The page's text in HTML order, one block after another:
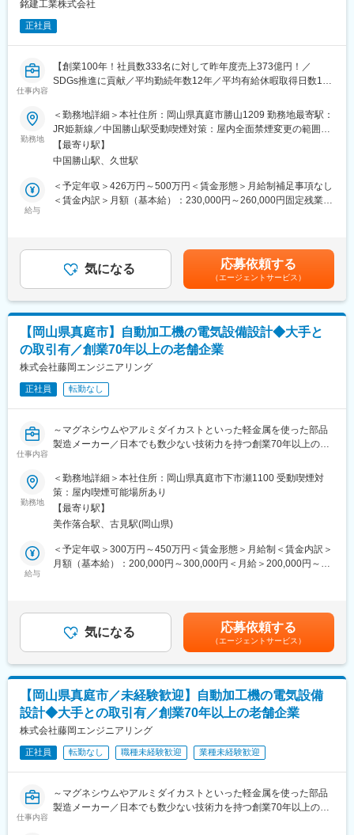
しています。
◇取り組みが注目され、年間2000人以上の方が当社に視察にいら
変更の範囲：会社の定める業務
■組織構成：
同ポジションには９名が在籍をしております。３０代~４０代の方
が多く在籍をしています。
中途入社の方も採用全体の半分ほどとなっており安心してご入社
頂けます。
（1）集成材・CLT ・木質ペレットのシェア日本一…国産集成材の
20％弱のシェアを持っており、日本の戸建て住宅の12軒に1軒は
同社製品が使われている、そんな製造量です。品質・価格・供給
力を兼ね備えた高い総合力で、お客様は全国に広がっています！
事業を中核に、自社生産の強みを活かした木質構造建築事業と、
端材を利用した木質バイオマス事業の3つの事業構造で安定した収
経営理念とし、木材を利用しつくす仕組みづくりに挑戦し続けて
きました。
業界に先駆けバイオマス発電・木質ペレット製造を事業化し、国
産材普及の切り札として注目される新建材CLTでも業界を牽引し
ています。
取り組みが注目され、年間2000人以上の方が同社に視察にいらっ
しゃいます。
【施工実績】https://www.meikenkogyo.com/works/ ぜひ同社HP
をご覧下さい！
銘建工業株式会社
正社員
仕事内容
【創業100年！社員数333名に対して昨年度売上373億円！／
SDGs推進に貢献／平均勤続年数12年／平均有給休暇取得日数13
■業務内容：
プロジェクトの骨子を決める木造建築のコンサル型営業担当（設
計営業）として業務を行います。
具体的には、顧客先（主にゼネコン、官公庁）に対し、基本プラ
ン策定から建築法規・予算に対する助言、技術支援、契約及び材
料・協力会社編成等の手配を実施します。
営業1名あたりで年間約30件のプロジェクトを担当します。
・真庭市立中央図書館 など
■将来のキャリアパス：
中長期的なマネジメント（営業メンバーの管理監督）にもチャレ
ンジすることが期待されるポジションです。
事業部でのモデル年収については、一例で入社5年後主任620万、
課長710万です。
■組織構成：
現在、営業部全体は計12名で構成されています。
ています。
■同社の特徴：
同社は1923年に創業された銘建グループ（他5社）の一員です。
構造建築事業」「バイオマス事業」を主要事業としています。住
宅向け構造用集積材製造販売事業では世界最大の集積材工場を持
ではマーケットを主導しています。バイオマス事業では、木質バ
イオマス分野のトップランナー（木質ペレット）となっていま
す。
■同社の魅力：
同社には新しい木造建築分野に必要なものすべてがそろってお
り、最短で木質構造事業のプロを目指せる土台があります（木造
コンサル、構造設計、木質構造施工、木質材料製造、木質材料加
工、CLT対応）。
勤務地
＜勤務地詳細＞本社住所：岡山県真庭市勝山1209 勤務地最寄駅：
JR姫新線／中国勝山駅受動喫煙対策：屋内全面禁煙変更の範囲：
会社の定める事業所
【最寄り駅】
中国勝山駅、久世駅
給与
＜予定年収＞426万円～500万円＜賃金形態＞月給制補足事項なし
＜賃金内訳＞月額（基本給）：230,000円～260,000円固定残業手
＞※上記年収は賞与を含んだ金額です。※給与詳細は、職位・技
量・資格に応じて決定します。■昇給：年1回（4月）■賞与：年2
回（7月、12月）賃金はあくまでも目安の金額であり、選考を通
じて上下する可能性があります。月給(月額)は固定手当を含めた表
記です。
気になる 応募依頼する
（エージェントサービス）
【岡山県真庭市】自動加工機の電気設備設計◆大手と
の取引有／創業70年以上の老舗企業
株式会社藤岡エンジニアリング
正社員 転勤なし
仕事内容
～マグネシウムやアルミダイカストといった軽金属を使った部品
製造メーカー／日本でも数少ない技術力を持つ創業70年以上の老
■仕事内容：
自動加工機の電気設備開発、設備のメンテナンス・不具合対応を
お任せします。
■業務詳細：
・自社開発の加工機の設備開発、メンテナンス
◇営業技術課
・営業係3名
・生産技術係8名（機械設計7名、電気設備設計1名）
（1）長年培ってきた加工技術
本社工場はミノルタカメラの子会社として設立しました。マシニ
ングセンター、三次元測定機など充実した設備を保有しており、
カメラボディの機械加工で培ったノウハウを活かし、精密で高品
質な製品をお届けしています。
（2）金型製作から組立まで一貫生産
実用・最軽量のマグネシウム材料を成形し、機械加工から塗装・
印刷まで一貫生産しており、薄肉・複雑形状の高精度品の量産を
得意としています。
（3）働きやすい環境づくり
勤務地
＜勤務地詳細＞本社住所：岡山県真庭市下市瀬1100 受動喫煙対
策：屋内喫煙可能場所あり
【最寄り駅】
美作落合駅、古見駅(岡山県)
給与
＜予定年収＞300万円～450万円＜賃金形態＞月給制＜賃金内訳＞
月額（基本給）：200,000円～300,000円＜月給＞200,000円～
月給(月額)は固定手当を含めた表記です。
気になる 応募依頼する
（エージェントサービス）
【岡山県真庭市／未経験歓迎】自動加工機の電気設備
設計◆大手との取引有／創業70年以上の老舗企業
株式会社藤岡エンジニアリング
正社員 転勤なし 職種未経験歓迎 業種未経験歓迎
仕事内容
～マグネシウムやアルミダイカストといった軽金属を使った部品
製造メーカー／日本でも数少ない技術力を持つ創業70年以上の老